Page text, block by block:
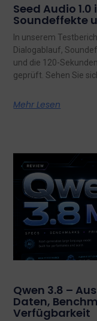
Seed Audio
Soundeffekte
In unserem
Dialogablauf,
und die 120-
geprüft. Sehen Sie
Mehr Lesen
Qwen 3.8 –
Daten,
Verfügbarkeit